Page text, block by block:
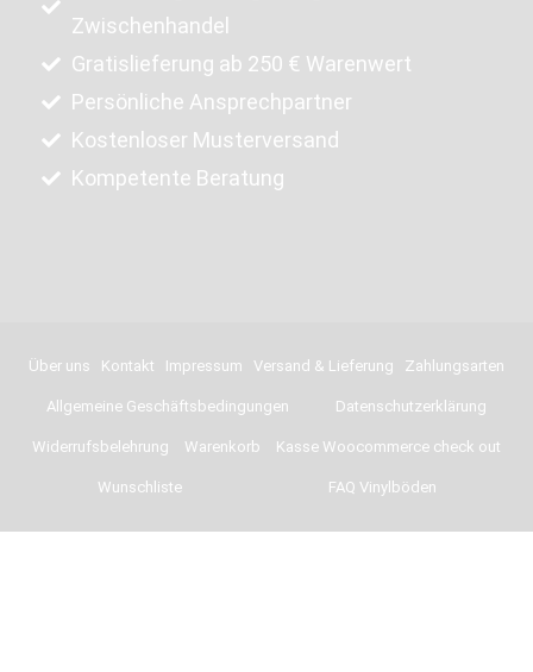
Zwischenhandel
Gratislieferung ab 250 € Warenwert
Persönliche Ansprechpartner
Kostenloser Musterversand
Kompetente Beratung
Über uns Kontakt Impressum Versand & Lieferung Zahlungsarten
Allgemeine Geschäftsbedingungen Datenschutzerklärung
Widerrufsbelehrung Warenkorb Kasse Woocommerce check out
Wunschliste FAQ Vinylböden